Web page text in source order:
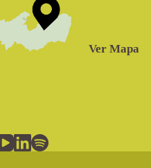
Ver Mapa